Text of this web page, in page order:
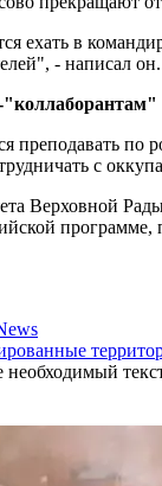
ехать в
- написал он.
"коллаборантам"
преподавать по
с
Верховной